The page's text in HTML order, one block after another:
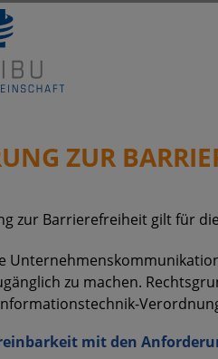
ZUR
zur Barrierefreiheit gilt für
zu machen.
mit den